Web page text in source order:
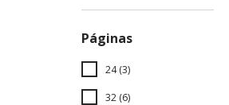
Páginas
24 (3)
32 (6)